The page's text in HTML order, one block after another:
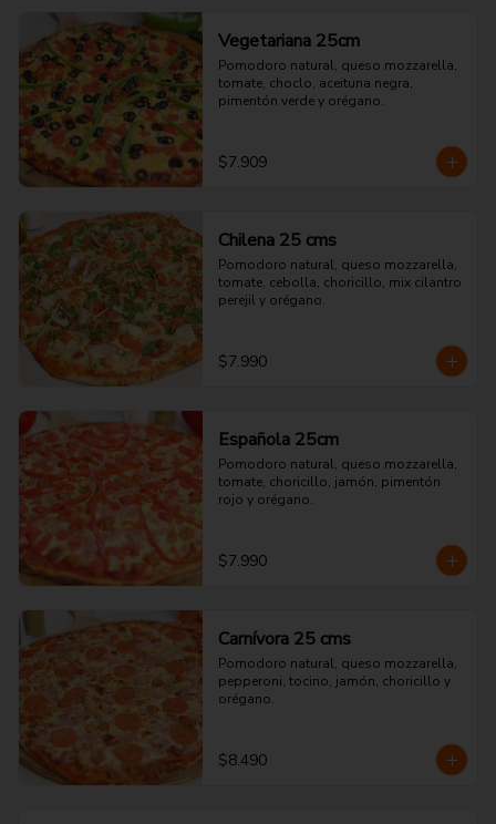
Vegetariana 25cm
Pomodoro natural, queso mozzarella,
tomate, choclo, aceituna negra,
pimentón verde y orégano.
$7.909
Chilena 25 cms
Pomodoro natural, queso mozzarella,
tomate, cebolla, choricillo, mix cilantro
perejil y orégano.
$7.990
Española 25cm
Pomodoro natural, queso mozzarella,
tomate, choricillo, jamón, pimentón
rojo y orégano.
$7.990
Carnívora 25 cms
Pomodoro natural, queso mozzarella,
pepperoni, tocino, jamón, choricillo y
orégano.
$8.490